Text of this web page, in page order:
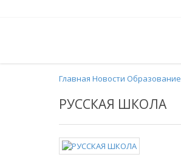
Главная Новости Образование
РУССКАЯ ШКОЛА